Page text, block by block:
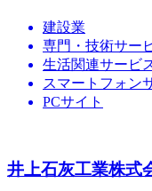
建設業
専門・技術サー
生活関連サービ
スマートフォン
PCサイト
井上石灰工業株式